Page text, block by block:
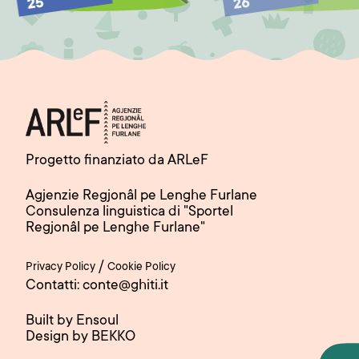
25 26
Progetto finanziato da ARLeF
Agjenzie Regjonâl pe Lenghe Furlane
Consulenza linguistica di "Sportel
Regjonâl pe Lenghe Furlane"
Privacy Policy / Cookie Policy
Contatti: conte@ghiti.it
Built by Ensoul
Design by BEKKO